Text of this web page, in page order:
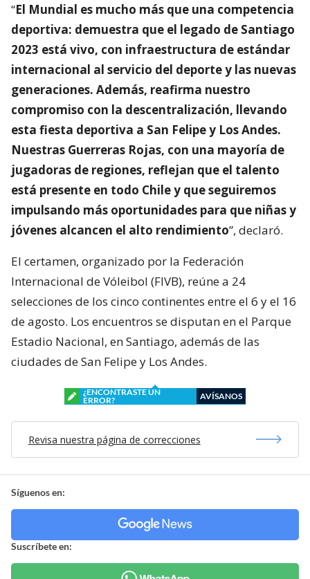
“El Mundial es mucho más que una competencia
deportiva: demuestra que el legado de Santiago
2023 está vivo, con infraestructura de estándar
internacional al servicio del deporte y las nuevas
generaciones. Además, reafirma nuestro
compromiso con la descentralización, llevando
esta fiesta deportiva a San Felipe y Los Andes.
Nuestras Guerreras Rojas, con una mayoría de
jugadoras de regiones, reflejan que el talento
está presente en todo Chile y que seguiremos
impulsando más oportunidades para que niñas y
jóvenes alcancen el alto rendimiento”, declaró.
El certamen, organizado por la Federación
Internacional de Vóleibol (FIVB), reúne a 24
selecciones de los cinco continentes entre el 6 y el 16
de agosto. Los encuentros se disputan en el Parque
Estadio Nacional, en Santiago, además de las
ciudades de San Felipe y Los Andes.
¿ENCONTRASTE UN
ERROR?
AVÍSANOS
Revisa nuestra página de correcciones
Síguenos en:
Suscríbete en: